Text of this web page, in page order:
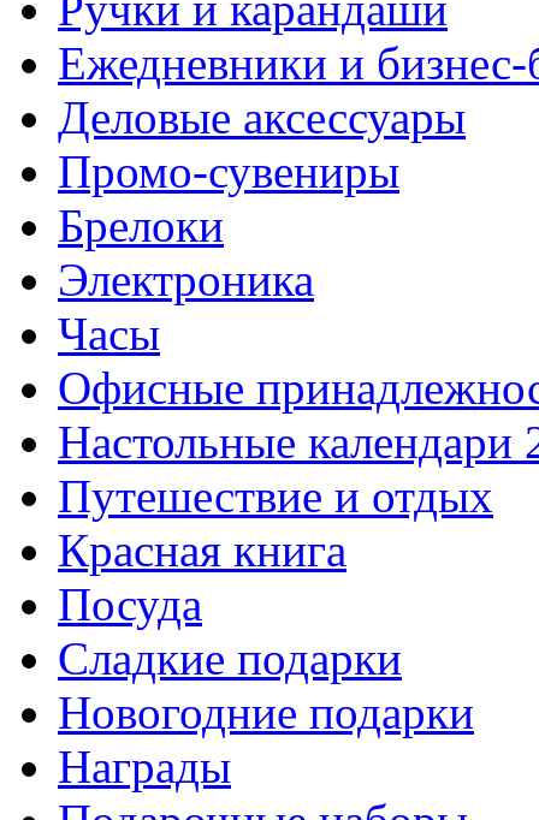
Ежедневники и
Деловые аксессуары
Промо-сувениры
Брелоки
Электроника
Часы
Офисные
Настольные календари
Путешествие и отдых
Красная книга
Посуда
Сладкие подарки
Новогодние подарки
Награды